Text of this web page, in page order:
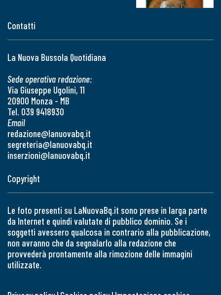
Contatti
La Nuova Bussola Quotidiana
Sede operativa redazione:
Via Giuseppe Ugolini, 11
20900 Monza - MB
Tel. 039 9418930
Email
redazione@lanuovabq.it
segreteria@lanuovabq.it
inserzioni@lanuovabq.it
Copyright
Le foto presenti su LaNuovaBq.it sono prese in larga parte
da Internet e quindi valutate di pubblico dominio. Se i
soggetti avessero qualcosa in contrario alla pubblicazione,
non avranno che da segnalarlo alla redazione che
provvederà prontamente alla rimozione delle immagini
utilizzate.